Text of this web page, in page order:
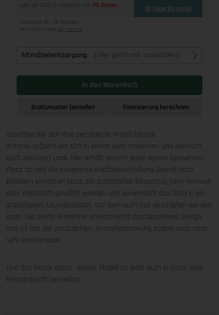
oder ab 143,71 € monatlich mit 0% Zinsen 18 Tage 2h:1m:8s
Lieferzeit 10 - 14 Wochen
Alle Preise inkl. MwSt zzgl. Versand
Altmöbelentsorgung (Hier gleich mit auswählen)
In den Warenkorb
Gratismuster bestellen Finanzierung berechnen
Schaffen Sie sich Ihre persönliche Wohlfühloase.
Antonio präsentiert sich in einem sehr modernen und dennoch
auch zeitlosen Look. Hier erhält wirklich jeder seinen bequemen
Platz, da sich die integrierte Kopfteilverstellung überall nach
Belieben einrasten lässt. Ein zusätzlicher Sitzvorzug kann manuell
oder motorisch gewählt werden und verwandelt das Sofa in ein
großzügiges Loungepolster, auf dem auch mal geschlafen werden
kann. Die breite Armlehne unterstreicht das besondere Design
und ist mit der zusätzlichen, Armteilpolsterung zudem auch noch
sehr komfortabel.
Und das Beste daran- dieses Modell ist jetzt auch in Cord- oder
Feincordstoff bestellbar.